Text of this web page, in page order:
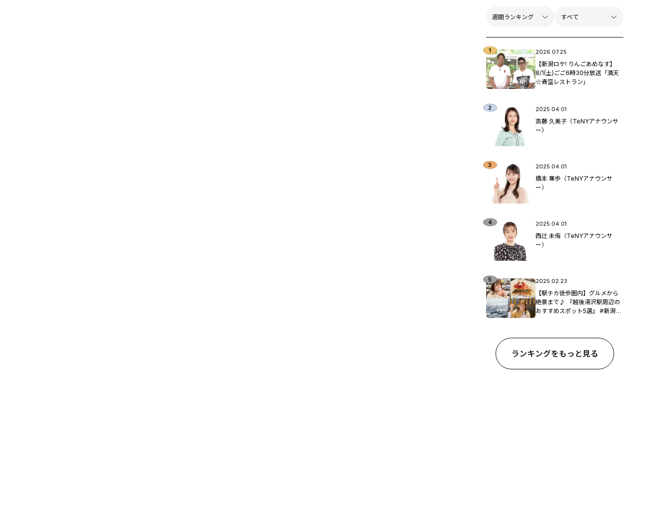
2026.07.25
【新潟ロケ! りんごあめなす】
8/1(土)ごご6時30分放送「満天
☆青空レストラン」
2025.04.01
斎藤 久美子（TeNYアナウンサ
ー）
2025.04.01
橋本 華歩（TeNYアナウンサ
ー）
2025.04.01
西辻 未侑（TeNYアナウンサ
ー）
2025.02.23
【駅チカ徒歩圏内】グルメから
絶景まで♪ 『越後湯沢駅周辺の
おすすめスポット5選』 #新潟観
ランキングをもっと見る